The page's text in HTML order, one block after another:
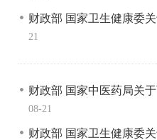
财政部 国家卫生健康委
21
财政部 国家中医药局关
08-21
财政部 国家卫生健康委